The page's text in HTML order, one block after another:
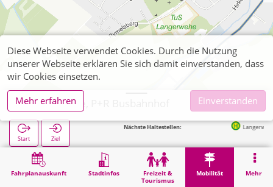
Fahrplanauskunft Stadtinfos
Freizeit &
Tourismus
Mobilität Mehr
Langerwehe, P+R Busbahnhof
Start Ziel
Nächste Haltestellen: Langerwehe Bahnhof
Mobilität Langerwehe, P+R Busbahnhof
Diese Webseite verwendet Cookies. Durch die Nutzung
unserer Webseite erklären Sie sich damit einverstanden, dass
wir Cookies einsetzen.
Mehr erfahren
Einverstanden